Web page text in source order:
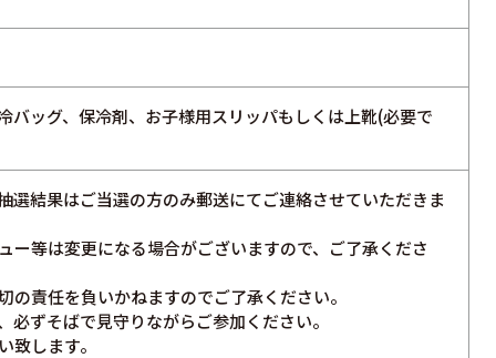
ッグ、保冷剤、お子様用スリッパもしくは上靴(必要で
結果はご当選の方のみ郵送にてご連絡させていただきま
等は変更になる場合がございますので、ご了承くださ
責任を負いかねますのでご了承ください。
ずそばで見守りながらご参加ください。
します。